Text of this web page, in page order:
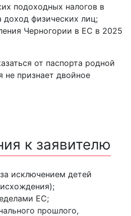
подоходных налогов в
доход физических лиц;
Черногории в ЕС в 2025
от паспорта родной
не признает двойное
к заявителю
исключением детей
ЕС;
прошлого,